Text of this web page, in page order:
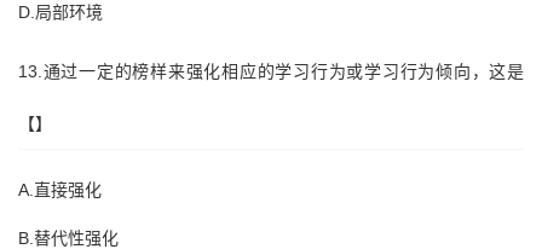
D.局部环境
13.通过一定的榜样来强化相应的学习行为或学习行为倾向，这是
【】
A.直接强化
B.替代性强化